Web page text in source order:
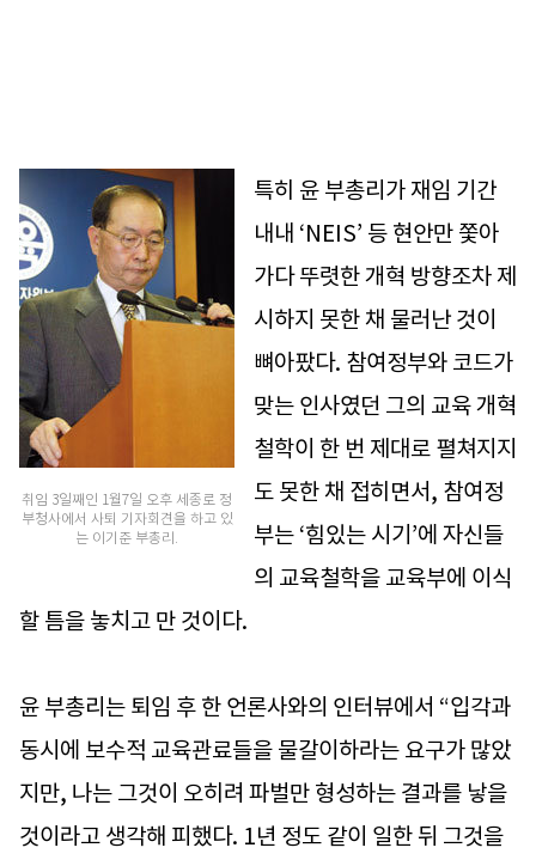
취임 3일째인 1월7일 오후 세종로 정
부청사에서 사퇴 기자회견을 하고 있
는 이기준 부총리.
특히 윤 부총리가 재임 기간
내내 ‘NEIS’ 등 현안만 쫓아
가다 뚜렷한 개혁 방향조차 제
시하지 못한 채 물러난 것이
뼈아팠다. 참여정부와 코드가
맞는 인사였던 그의 교육 개혁
철학이 한 번 제대로 펼쳐지지
도 못한 채 접히면서, 참여정
부는 ‘힘있는 시기’에 자신들
의 교육철학을 교육부에 이식
할 틈을 놓치고 만 것이다.
윤 부총리는 퇴임 후 한 언론사와의 인터뷰에서 “입각과
동시에 보수적 교육관료들을 물갈이하라는 요구가 많았
지만, 나는 그것이 오히려 파벌만 형성하는 결과를 낳을
것이라고 생각해 피했다. 1년 정도 같이 일한 뒤 그것을